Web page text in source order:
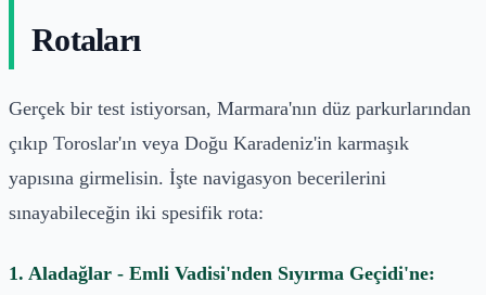
Rotaları
Gerçek bir test istiyorsan, Marmara'nın düz parkurlarından
çıkıp Toroslar'ın veya Doğu Karadeniz'in karmaşık
yapısına girmelisin. İşte navigasyon becerilerini
sınayabileceğin iki spesifik rota:
1. Aladağlar - Emli Vadisi'nden Sıyırma Geçidi'ne: